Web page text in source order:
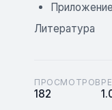
Литература
ПРОСМОТРОВ
182